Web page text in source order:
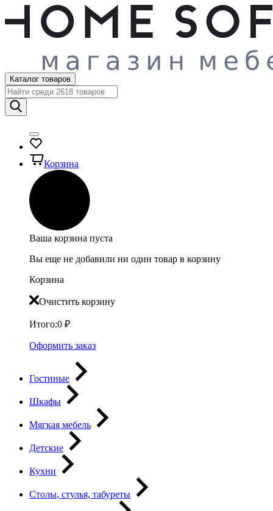
Каталог товаров
Корзина
Ваша корзина пуста
Вы еще не добавили ни один товар в корзину
Корзина
Очистить корзину
Итого:0 ₽
Оформить заказ
Гостиные
Шкафы
Мягкая мебель
Детские
Кухни
Столы, стулья, табуреты